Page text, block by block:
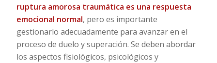
ruptura amorosa traumática es una respuesta
emocional normal, pero es importante
gestionarlo adecuadamente para avanzar en el
proceso de duelo y superación. Se deben abordar
los aspectos fisiológicos, psicológicos y